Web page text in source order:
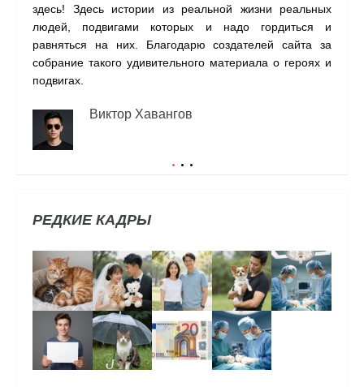
здесь! Здесь истории из реальной жизни реальных
людей, подвигами которых и надо гордиться и
равняться на них. Благодарю создателей сайта за
собрание такого удивительного материала о героях и
подвигах.
Виктор Хавангов
РЕДКИЕ КАДРЫ